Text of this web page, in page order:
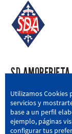
SD AMOREBIETA
San Miguel
946 604 751 |
Utilizamos Cookies
servicios y
base a un perfil
ejemplo, páginas
configurar tus